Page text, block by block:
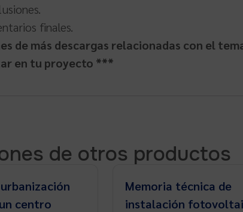
finales.
de más descargas relacionadas con el
en tu proyecto ***
de otros productos
centro
Memoria técnica de
instalación